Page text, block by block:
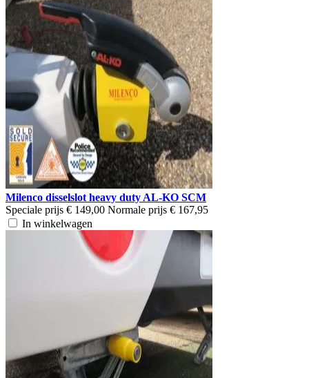
Milenco disselslot heavy duty AL-KO SCM
Speciale prijs € 149,00 Normale prijs € 167,95
In winkelwagen